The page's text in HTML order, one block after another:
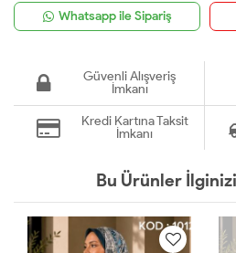
Whatsapp ile Sipariş
Güvenli Alışveriş
İmkanı
Kredi Kartına Taksit
İmkanı
Bu Ürünler